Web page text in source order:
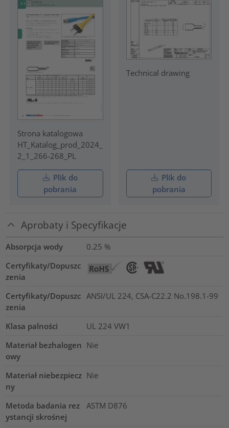
Strona katalogowa
HT_Katalog_prod_2024_
2_1_266-268_PL
Plik do
pobrania
Technical drawing
Plik do
pobrania
Aprobaty i Specyfikacje
Absorpcja wody 0.25 %
Certyfikaty/Dopuszc
zenia
Certyfikaty/Dopuszc
zenia
ANSI/UL 224, CSA-C22.2 No.198.1-99
Klasa palności
UL 224 VW1
Materiał bezhalogen
owy
Nie
Materiał niebezpiecz
ny
Nie
Metoda badania rez
ystancji skrośnej
ASTM D876